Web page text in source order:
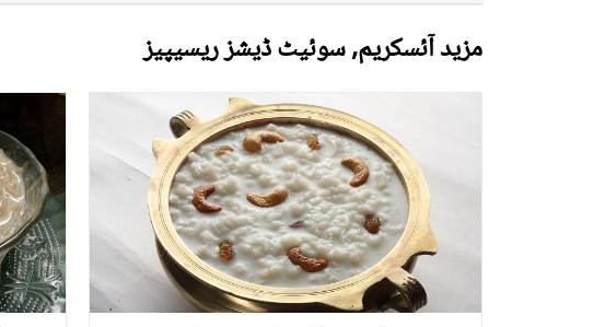
مزید آئسکریم, سوئیٹ ڈیشز ریسیپیز